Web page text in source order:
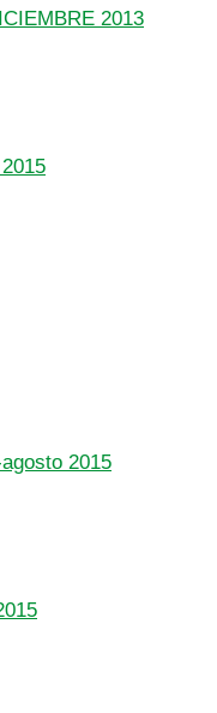
2013
2015